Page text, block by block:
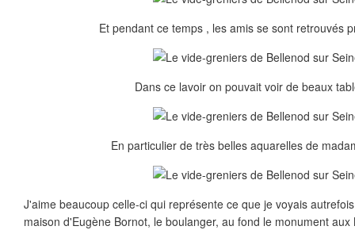
Et pendant ce temps , les amis se sont retrouvés
Dans ce lavoir on pouvait voir de beaux
En particulier de très belles aquarelles de
J'aime beaucoup celle-ci qui représente ce que je voyais
maison d'Eugène Bornot, le boulanger, au fond le monument aux